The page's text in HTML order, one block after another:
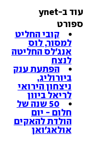
עוד ב-ynet
ספורט
קובי החליט
למסור, לוס
אנג'לס החליטה
לנצח
הפתעת ענק
ביורוליג,
ניצחון הירואי
לריאל ביוון
50 שנה של
חלום - יום
הולדת להאקים
אולאג'ואן